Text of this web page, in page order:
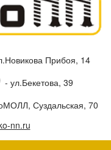
Прибоя, 14
- ул.Бекетова, 39
Суздальская, 70
nn.ru